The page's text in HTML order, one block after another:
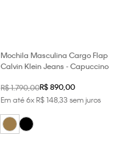
Mochila Masculina Cargo Flap
Calvin Klein Jeans - Capuccino
R$1.790,00R$89000
Em até6xR$14833 sem juros